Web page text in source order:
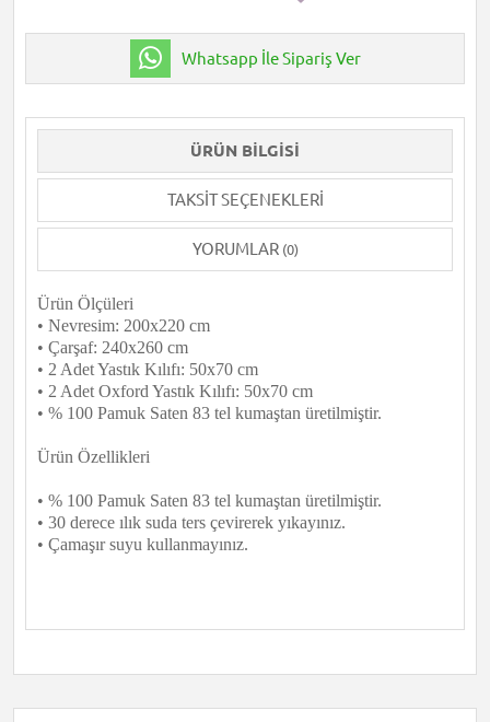
Whatsapp İle Sipariş Ver
ÜRÜN BILGISI
TAKSIT SEÇENEKLERI
YORUMLAR (0)
Ürün Ölçüleri
• Nevresim: 200x220 cm
• Çarşaf: 240x260 cm
• 2 Adet Yastık Kılıfı: 50x70 cm
• 2 Adet Oxford Yastık Kılıfı: 50x70 cm
• % 100 Pamuk Saten 83 tel kumaştan üretilmiştir.
Ürün Özellikleri
• % 100 Pamuk Saten 83 tel kumaştan üretilmiştir.
• 30 derece ılık suda ters çevirerek yıkayınız.
• Çamaşır suyu kullanmayınız.